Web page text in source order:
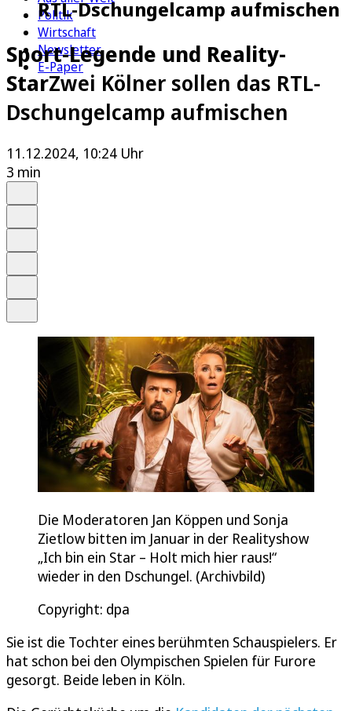
Politik
Wirtschaft
Newsletter
E-Paper
RTL-Dschungelcamp aufmischen
Sport-Legende und Reality-
StarZwei Kölner sollen das RTL-
Dschungelcamp aufmischen
11.12.2024, 10:24 Uhr
3 min
Die Moderatoren Jan Köppen und Sonja
Zietlow bitten im Januar in der Realityshow
„Ich bin ein Star – Holt mich hier raus!“
wieder in den Dschungel. (Archivbild)
Copyright: dpa
Sie ist die Tochter eines berühmten Schauspielers. Er
hat schon bei den Olympischen Spielen für Furore
gesorgt. Beide leben in Köln.